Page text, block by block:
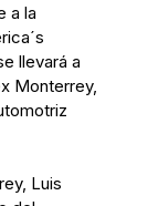
a la
llevará a
Monterrey,
Luis